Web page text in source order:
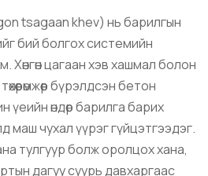
tsagaan khev) нь барилгын
бий болгох системийн
Хөнгөн цагаан хэв хашмал болон
бүрэлдсэн бетон
үеийн өндөр барилга барих
маш чухал үүрэг гүйцэтгээдэг.
тулгуур болж оролцох хана,
дагуу суурь давхаргаас